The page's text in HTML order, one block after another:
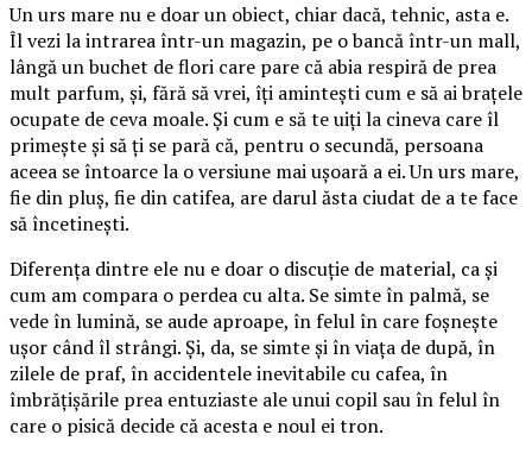
Un urs mare nu e doar un obiect, chiar dacă, tehnic, asta e.
Îl vezi la intrarea într-un magazin, pe o bancă într-un mall,
lângă un buchet de flori care pare că abia respiră de prea
mult parfum, și, fără să vrei, îți amintești cum e să ai brațele
ocupate de ceva moale. Și cum e să te uiți la cineva care îl
primește și să ți se pară că, pentru o secundă, persoana
aceea se întoarce la o versiune mai ușoară a ei. Un urs mare,
fie din pluș, fie din catifea, are darul ăsta ciudat de a te face
să încetinești.
Diferența dintre ele nu e doar o discuție de material, ca și
cum am compara o perdea cu alta. Se simte în palmă, se
vede în lumină, se aude aproape, în felul în care foșnește
ușor când îl strângi. Și, da, se simte și în viața de după, în
zilele de praf, în accidentele inevitabile cu cafea, în
îmbrățișările prea entuziaste ale unui copil sau în felul în
care o pisică decide că acesta e noul ei tron.